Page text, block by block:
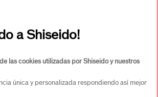
+
a Shiseido!
las cookies utilizadas por Shiseido y nuestros
única y personalizada respondiendo así mejor